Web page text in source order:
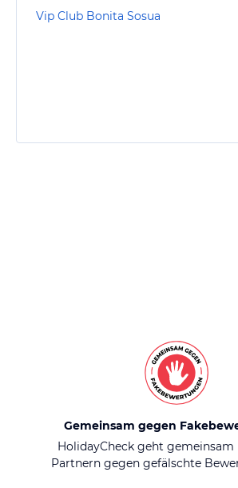
Vip Club Bonita Sosua
Gemeinsam gegen
HolidayCheck geht
Partnern gegen gefälschte